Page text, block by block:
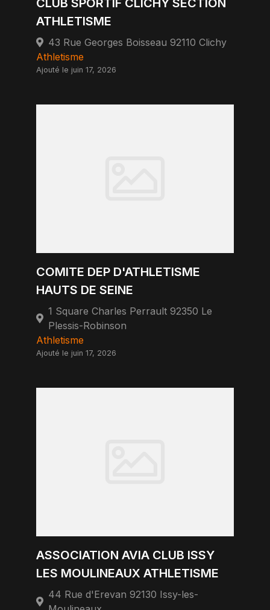
CLUB SPORTIF CLICHY SECTION
ATHLETISME
43 Rue Georges Boisseau 92110 Clichy
Athletisme
Ajouté le juin 17, 2026
COMITE DEP D'ATHLETISME
HAUTS DE SEINE
1 Square Charles Perrault 92350 Le
Plessis-Robinson
Athletisme
Ajouté le juin 17, 2026
ASSOCIATION AVIA CLUB ISSY
LES MOULINEAUX ATHLETISME
44 Rue d'Erevan 92130 Issy-les-